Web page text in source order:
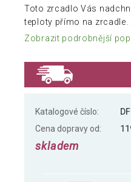
Toto zrcadlo Vás
teploty přímo na zrcadle.
Zobrazit podrobnější
Katalogové číslo:
Cena dopravy od:
skladem